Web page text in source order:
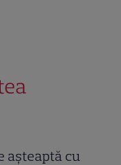
aşteaptă cu